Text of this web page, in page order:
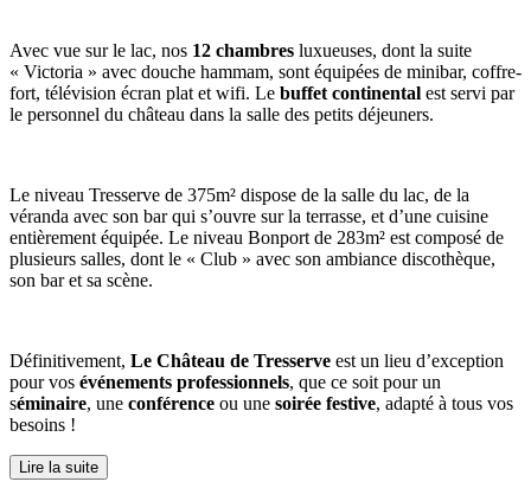
Avec vue sur le lac, nos 12 chambres luxueuses, dont la suite
« Victoria » avec douche hammam, sont équipées de minibar, coffre-
fort, télévision écran plat et wifi. Le buffet continental est servi par
le personnel du château dans la salle des petits déjeuners.
Le niveau Tresserve de 375m² dispose de la salle du lac, de la
véranda avec son bar qui s’ouvre sur la terrasse, et d’une cuisine
entièrement équipée. Le niveau Bonport de 283m² est composé de
plusieurs salles, dont le « Club » avec son ambiance discothèque,
son bar et sa scène.
Définitivement, Le Château de Tresserve est un lieu d’exception
pour vos événements professionnels, que ce soit pour un
séminaire, une conférence ou une soirée festive, adapté à tous vos
besoins !
Lire la suite